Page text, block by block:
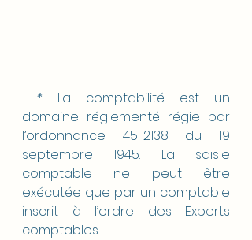
* La comptabilité est un
domaine réglementé régie par
l’ordonnance 45-2138 du 19
septembre 1945. La saisie
comptable ne peut être
exécutée que par un comptable
inscrit à l’ordre des Experts
comptables.